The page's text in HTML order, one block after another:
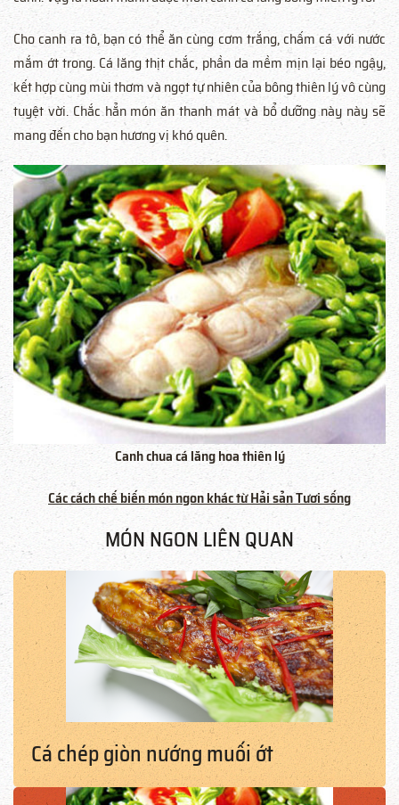
Cho canh ra tô, bạn có thể ăn cùng cơm trắng, chấm cá với nước
mắm ớt trong. Cá lăng thịt chắc, phần da mềm mịn lại béo ngậy,
kết hợp cùng mùi thơm và ngọt tự nhiên của bông thiên lý vô cùng
tuyệt vời. Chắc hẳn món ăn thanh mát và bổ dưỡng này này sẽ
mang đến cho bạn hương vị khó quên.
Canh chua cá lăng hoa thiên lý
Các cách chế biến món ngon khác từ Hải sản Tươi sống
MÓN NGON LIÊN QUAN
Cá chép giòn nướng muối ớt